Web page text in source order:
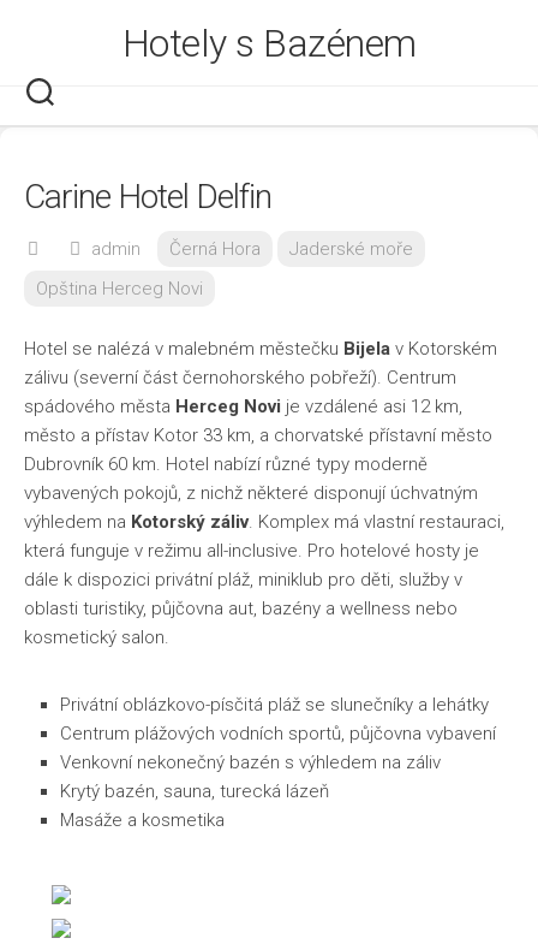
Hotely s Bazénem
Carine Hotel Delfin
admin Černá Hora
Jaderské moře
Opština Herceg Novi
Hotel se nalézá v malebném městečku Bijela v Kotorském
zálivu (severní část černohorského pobřeží). Centrum
spádového města Herceg Novi je vzdálené asi 12 km,
město a přístav Kotor 33 km, a chorvatské přístavní město
Dubrovník 60 km. Hotel nabízí různé typy moderně
vybavených pokojů, z nichž některé disponují úchvatným
výhledem na Kotorský záliv. Komplex má vlastní restauraci,
která funguje v režimu all-inclusive. Pro hotelové hosty je
dále k dispozici privátní pláž, miniklub pro děti, služby v
oblasti turistiky, půjčovna aut, bazény a wellness nebo
kosmetický salon.
Privátní oblázkovo-písčitá pláž se slunečníky a lehátky
Centrum plážových vodních sportů, půjčovna vybavení
Venkovní nekonečný bazén s výhledem na záliv
Krytý bazén, sauna, turecká lázeň
Masáže a kosmetika